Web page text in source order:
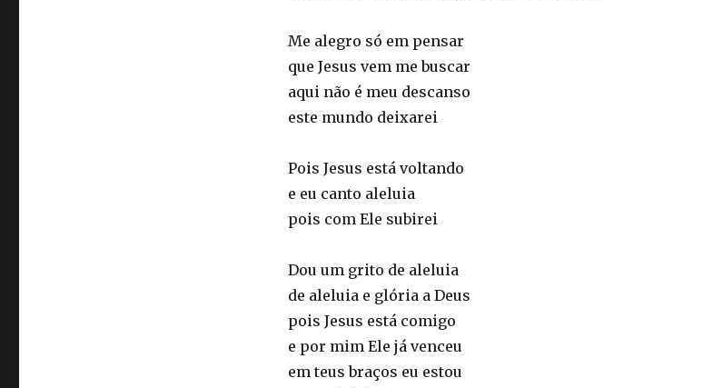
Me alegro só em pensar
que Jesus vem me buscar
aqui não é meu descanso
este mundo deixarei
Pois Jesus está voltando
e eu canto aleluia
pois com Ele subirei
Dou um grito de aleluia
de aleluia e glória a Deus
pois Jesus está comigo
e por mim Ele já venceu
em teus braços eu estou